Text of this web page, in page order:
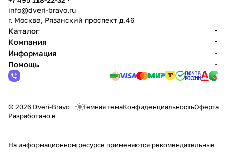
info@dveri-bravo.ru
г. Москва, Рязанский проспект д.46
Каталог
Компания
Информация
Помощь
© 2026 Dveri-Bravo Темная темаКонфиденциальностьОферта
Разработано в
На информационном ресурсе применяются рекомендательные